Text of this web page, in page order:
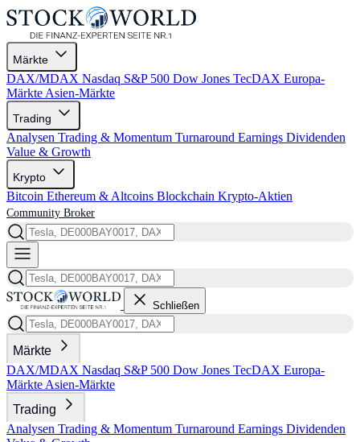
Märkte
DAX/MDAX Nasdaq S&P 500 Dow Jones TecDAX Europa-
Märkte Asien-Märkte
Trading
Analysen Trading & Momentum Turnaround Earnings Dividenden
Value & Growth
Krypto
Bitcoin Ethereum & Altcoins Blockchain Krypto-Aktien
Community Broker
Schließen
Märkte
DAX/MDAX Nasdaq S&P 500 Dow Jones TecDAX Europa-
Märkte Asien-Märkte
Trading
Analysen Trading & Momentum Turnaround Earnings Dividenden